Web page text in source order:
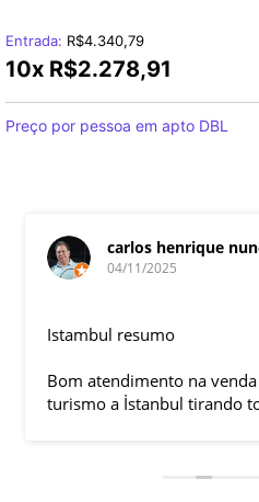
Entrada: R$4.340,79
10x R$2.278,91
Preço por pessoa em apto DBL
carlos henrique
04/11/2025
Istambul resumo
Bom atendimento na
turismo a İstanbul tirando
ficaram em SP trabalhando.